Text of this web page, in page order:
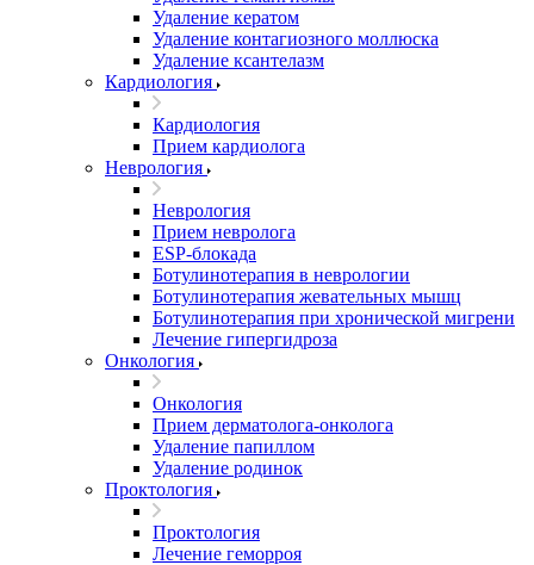
Удаление кератом
Удаление контагиозного моллюска
Удаление ксантелазм
Кардиология
Кардиология
Прием кардиолога
Неврология
Неврология
Прием невролога
ESP-блокада
Ботулинотерапия в неврологии
Ботулинотерапия жевательных мышц
Ботулинотерапия при хронической мигрени
Лечение гипергидроза
Онкология
Онкология
Прием дерматолога-онколога
Удаление папиллом
Удаление родинок
Проктология
Проктология
Лечение геморроя